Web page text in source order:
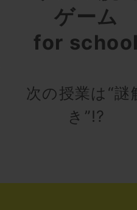
ゲーム
for
次の授業は“謎
き”!?